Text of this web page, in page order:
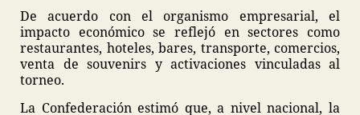
De acuerdo con el organismo empresarial, el
impacto económico se reflejó en sectores como
restaurantes, hoteles, bares, transporte, comercios,
venta de souvenirs y activaciones vinculadas al
torneo.
La Confederación estimó que, a nivel nacional, la